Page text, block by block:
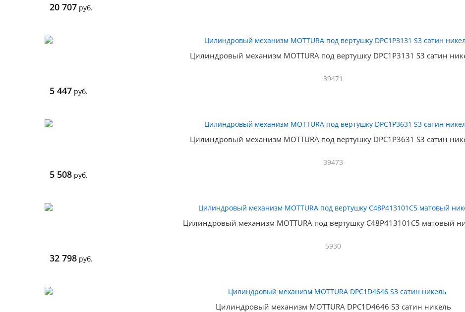
20 707 руб.
Цилиндровый механизм MOTTURA под вертушку DPC1P3131 S3 сатин
39471
5 447 руб.
Цилиндровый механизм MOTTURA под вертушку DPC1P3631 S3 сатин
39473
5 508 руб.
Цилиндровый механизм MOTTURA под вертушку C48P413101C5 матовый
5930
32 798 руб.
Цилиндровый механизм MOTTURA DPC1D4646 S3 сатин никель